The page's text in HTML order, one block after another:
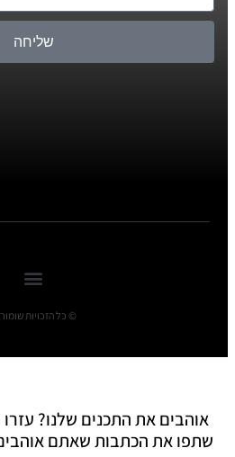
שליחה
© כל הזכויות שומורות
אוהבים את התכנים שלנו? עזרו
שתפו את הכתבות שאתם